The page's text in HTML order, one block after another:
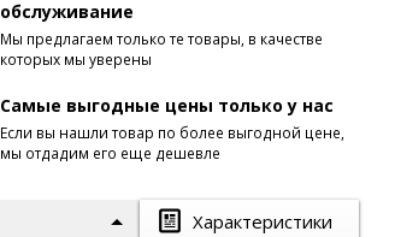
обслуживание
Мы предлагаем только те товары, в качестве
которых мы уверены
Самые выгодные цены только у нас
Если вы нашли товар по более выгодной цене,
мы отдадим его еще дешевле
Характеристики